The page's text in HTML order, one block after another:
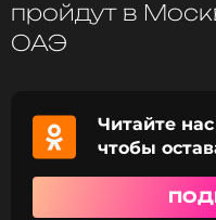
пройдут в
ОАЭ
Читайте
чтобы